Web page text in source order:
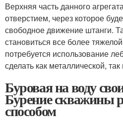
Верхняя часть данного
отверстием, через которое
свободное движение штанги.
становиться все более
потребуется использование
сделать как металлической,
Буровая на воду
Бурение скважины
способом